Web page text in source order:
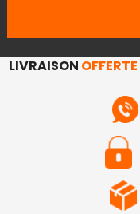
LIVRAISON OFFERTE